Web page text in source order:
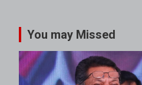
You may Missed